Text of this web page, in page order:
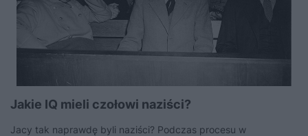
Jakie IQ mieli czołowi naziści?
Jacy tak naprawdę byli naziści? Podczas procesu w